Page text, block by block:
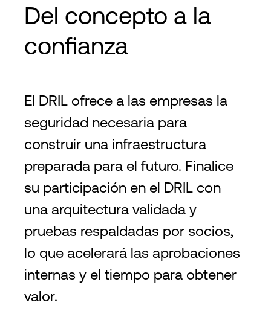
Del concepto a la
confianza
El DRIL ofrece a las empresas la
seguridad necesaria para
construir una infraestructura
preparada para el futuro. Finalice
su participación en el DRIL con
una arquitectura validada y
pruebas respaldadas por socios,
lo que acelerará las aprobaciones
internas y el tiempo para obtener
valor.